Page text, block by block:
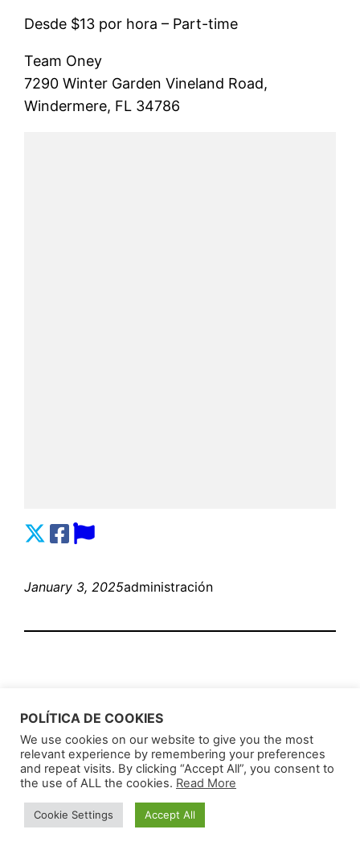
Desde $13 por hora – Part-time
Team Oney
7290 Winter Garden Vineland Road,
Windermere, FL 34786
January 3, 2025administración
AnunciosLatinProudly powered byWordPress
POLÍTICA DE COOKIES
We use cookies on our website to give you the most
relevant experience by remembering your preferences
and repeat visits. By clicking “Accept All”, you consent to
the use of ALL the cookies. Read More
Cookie Settings Accept All